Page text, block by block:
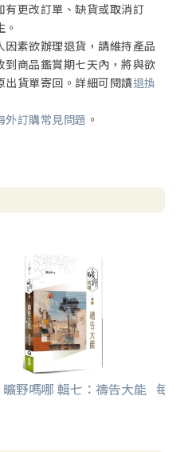
了信徒所有的罪過。因信耶穌
。聖靈與我們同在，聖靈藉著
淨我們的內心；聖靈的大能
從心裡活出神所賜的良善和美
新生命，幫助我們在世上過聖
更改訂單、缺貨或取消訂
素欲辦理退貨，請維持產品
商品鑑賞期七天內，將與欲
出貨單寄回。詳細可閱讀退換
外訂購常見問題 。
曠野嗎哪 輯七：禱告大能 每